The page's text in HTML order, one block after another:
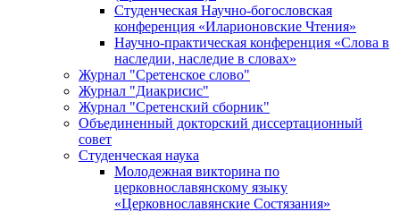
Студенческая Научно-богословская
конференция «Иларионовские Чтения»
Научно-практическая конференция «Cлова в
наследии, наследие в словах»
Журнал "Сретенское слово"
Журнал "Диакрисис"
Журнал "Сретенский сборник"
Объединенный докторский диссертационный
совет
Студенческая наука
Молодежная викторина по
церковнославянскому языку
«Церковнославянские Состязания»